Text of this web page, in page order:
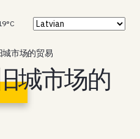
市场的贸易
城市场的